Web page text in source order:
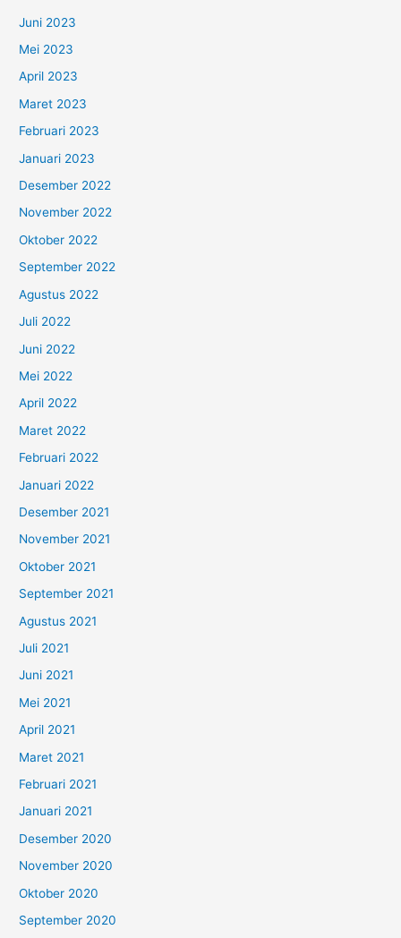
Juni 2023
Mei 2023
April 2023
Maret 2023
Februari 2023
Januari 2023
Desember 2022
November 2022
Oktober 2022
September 2022
Agustus 2022
Juli 2022
Juni 2022
Mei 2022
April 2022
Maret 2022
Februari 2022
Januari 2022
Desember 2021
November 2021
Oktober 2021
September 2021
Agustus 2021
Juli 2021
Juni 2021
Mei 2021
April 2021
Maret 2021
Februari 2021
Januari 2021
Desember 2020
November 2020
Oktober 2020
September 2020